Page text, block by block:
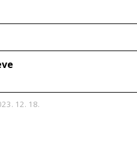
12. 18.